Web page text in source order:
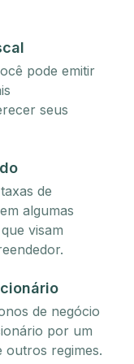
pode emitir
seus
de
algumas
visam
de negócio
por um
outros regimes.